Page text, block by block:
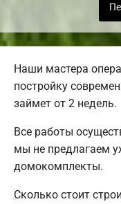
Наши мастера
постройку
займет от 2 недель.
Все работы
мы не предлагаем
домокомплекты.
Сколько стоит